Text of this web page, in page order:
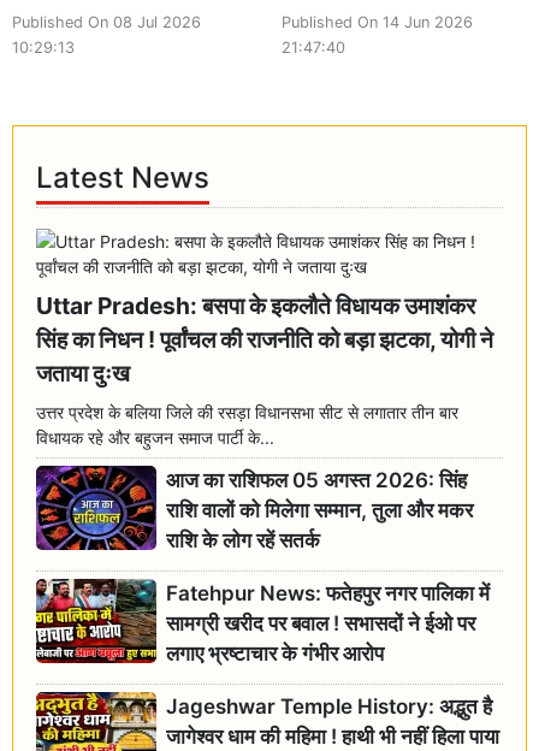
Published On 08 Jul 2026
10:29:13
Published On 14 Jun 2026
21:47:40
Latest News
Uttar Pradesh: बसपा के इकलौते विधायक उमाशंकर
सिंह का निधन ! पूर्वांचल की राजनीति को बड़ा झटका, योगी ने
जताया दुःख
उत्तर प्रदेश के बलिया जिले की रसड़ा विधानसभा सीट से लगातार तीन बार
विधायक रहे और बहुजन समाज पार्टी के...
आज का राशिफल 05 अगस्त 2026: सिंह
राशि वालों को मिलेगा सम्मान, तुला और मकर
राशि के लोग रहें सतर्क
Fatehpur News: फतेहपुर नगर पालिका में
सामग्री खरीद पर बवाल ! सभासदों ने ईओ पर
लगाए भ्रष्टाचार के गंभीर आरोप
Jageshwar Temple History: अद्भुत है
जागेश्वर धाम की महिमा ! हाथी भी नहीं हिला पाया